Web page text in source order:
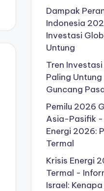
Dampak
Indonesia
Investasi
Untung
Tren
Paling Untung
Guncang
Pemilu 2026
Asia-Pasifik
Energi 2026:
Termal
Krisis Energi
Termal -
Israel: